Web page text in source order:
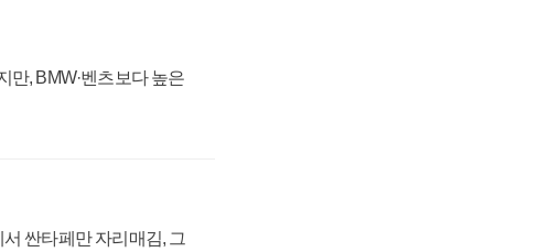
만, BMW·벤츠보다 높은
싼타페만 자리매김, 그